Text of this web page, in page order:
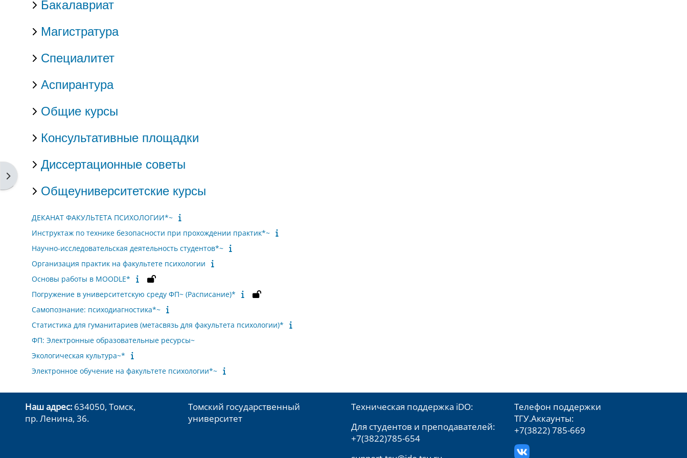
Открыть боковую панель
Бакалавриат
Магистратура
Специалитет
Аспирантура
Общие курсы
Консультативные площадки
Диссертационные советы
Общеуниверситетские курсы
ДЕКАНАТ ФАКУЛЬТЕТА ПСИХОЛОГИИ*~
Инструктаж по технике безопасности при прохождении практик*~
Научно-исследовательская деятельность студентов*~
Организация практик на факультете психологии
Основы работы в MOODLE*
Погружение в университетскую среду ФП~ (Расписание)*
Самопознание: психодиагностика*~
Статистика для гуманитариев (метасвязь для факультета психологии)*
ФП: Электронные образовательные ресурсы~
Экологическая культура~*
Электронное обучение на факультете психологии*~
Наш адрес:634050, Томск,
пр. Ленина, 36.
Томский государственный
университет
Техническая поддержка iDO:
Для студентов и преподавателей:
+7(3822)785-654
Телефон поддержки
ТГУ.Аккаунты:
+7(3822) 785-669